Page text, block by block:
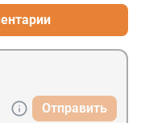
Отправить